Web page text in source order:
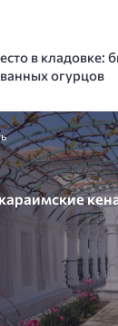
в кладовке:
огурцов